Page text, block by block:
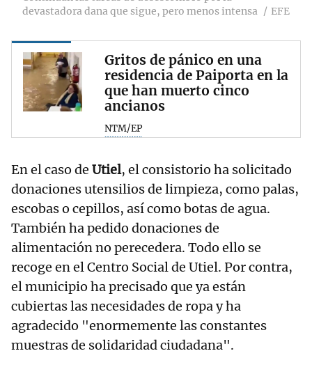
devastadora dana que sigue, pero menos intensa
EFE
Gritos de pánico en una
residencia de Paiporta en la
que han muerto cinco
ancianos
NTM/EP
En el caso de Utiel, el consistorio ha solicitado
donaciones utensilios de limpieza, como palas,
escobas o cepillos, así como botas de agua.
También ha pedido donaciones de
alimentación no perecedera. Todo ello se
recoge en el Centro Social de Utiel. Por contra,
el municipio ha precisado que ya están
cubiertas las necesidades de ropa y ha
agradecido "enormemente las constantes
muestras de solidaridad ciudadana".